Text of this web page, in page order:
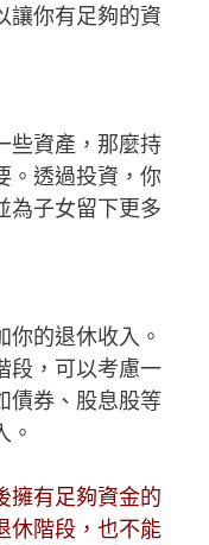
讓你有足夠的資
些資產，那麼持
。透過投資，你
為子女留下更多
的退休收入。
段，可以考慮一
債券、股息股等
。
擁有足夠資金的
休階段，也不能